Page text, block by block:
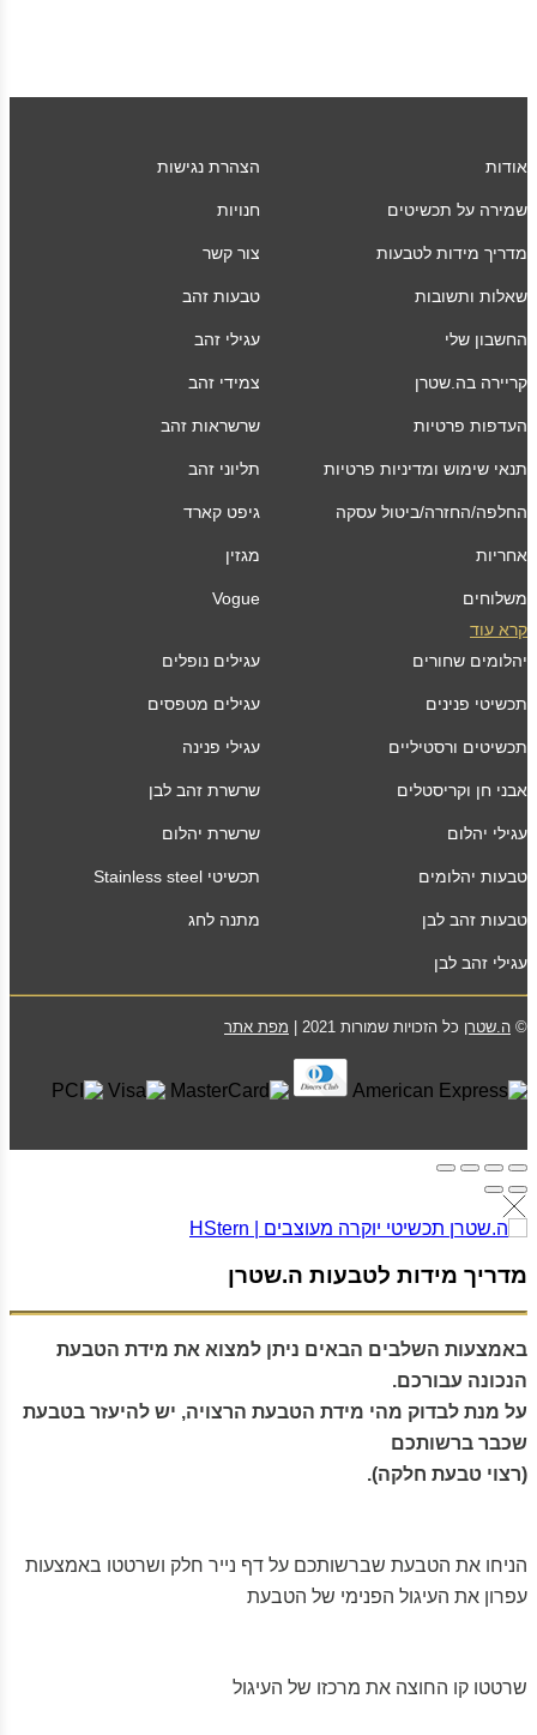
אודות
שמירה על תכשיטים
מדריך מידות לטבעות
שאלות ותשובות
החשבון שלי
קריירה בה.שטרן
העדפות פרטיות
תנאי שימוש ומדיניות פרטיות
החלפה/החזרה/ביטול עסקה
אחריות
משלוחים
הצהרת נגישות
חנויות
צור קשר
טבעות זהב
עגילי זהב
צמידי זהב
שרשראות זהב
תליוני זהב
גיפט קארד
מגזין
Vogue
קרא עוד
יהלומים שחורים
תכשיטי פנינים
תכשיטים ורסטיליים
אבני חן וקריסטלים
עגילי יהלום
טבעות יהלומים
טבעות זהב לבן
עגילי זהב לבן
עגילים נופלים
עגילים מטפסים
עגילי פנינה
שרשרת זהב לבן
שרשרת יהלום
תכשיטי Stainless steel
מתנה לחג
© ה.שטרןכל הזכויות שמורות 2021 | מפת אתר
מדריך מידות לטבעות ה.שטרן
באמצעות השלבים הבאים ניתן למצוא את מידת הטבעת
הנכונה עבורכם.
על מנת לבדוק מהי מידת הטבעת הרצויה, יש להיעזר בטבעת
שכבר ברשותכם
(רצוי טבעת חלקה).
הניחו את הטבעת שברשותכם על דף נייר חלק ושרטטו באמצעות
עפרון את העיגול הפנימי של הטבעת
שרטטו קו החוצה את מרכזו של העיגול